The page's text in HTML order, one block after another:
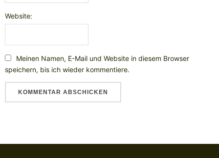
Website:
Meinen Namen, E-Mail und Website in diesem Browser
speichern, bis ich wieder kommentiere.